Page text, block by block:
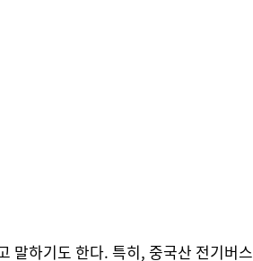
말하기도 한다. 특히, 중국산 전기버스